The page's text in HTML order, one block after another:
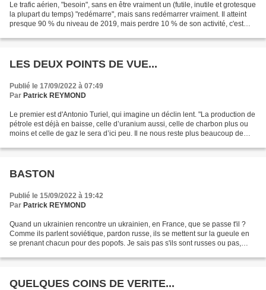
Le trafic aérien, "besoin", sans en être vraiment un (futile, inutile et grotesque
la plupart du temps) "redémarre", mais sans redémarrer vraiment. Il atteint
presque 90 % du niveau de 2019, mais perdre 10 % de son activité, c'est
LES DEUX POINTS DE VUE...
Publié le 17/09/2022 à 07:49
Par Patrick REYMOND
Le premier est d'Antonio Turiel, qui imagine un déclin lent. "La production de
pétrole est déjà en baisse, celle d’uranium aussi, celle de charbon plus ou
moins et celle de gaz le sera d’ici peu. Il ne nous reste plus beaucoup de
BASTON
Publié le 15/09/2022 à 19:42
Par Patrick REYMOND
Quand un ukrainien rencontre un ukrainien, en France, que se passe t'il ?
Comme ils parlent soviétique, pardon russe, ils se mettent sur la gueule en
se prenant chacun pour des popofs. Je sais pas s'ils sont russes ou pas,
QUELQUES COINS DE VERITE...